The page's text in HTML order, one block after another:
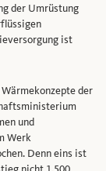
der Umrüstung
ist
der
und
Werk
Denn eins ist